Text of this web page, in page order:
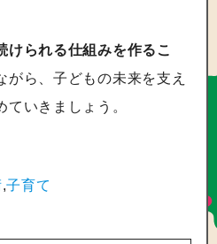
けられる仕組みを作るこ
がら、子どもの未来を支え
いきましょう。
,子育て